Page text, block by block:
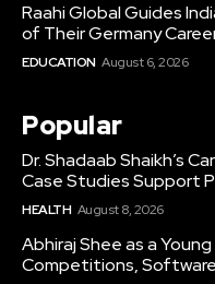
Raahi Global Guides
of Their Germany
EDUCATION August 6, 2026
Popular
Dr. Shadaab Shaikh’s
Case Studies Support
HEALTH August 8, 2026
Abhiraj Shee as a
Competitions,